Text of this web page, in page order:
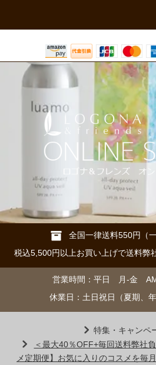
全国一律送料550円（
税込5,500円以上お買い上げで送料弊
営業時間：平日 月-金
休業日：土日祝日（夏期、
特集・キャンペ
＜最大40％OFF+毎回送料弊社
メ定期便】お気に入りのコスメを毎